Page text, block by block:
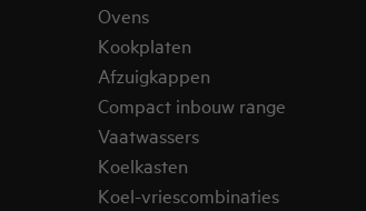
Ovens
Kookplaten
Afzuigkappen
Compact inbouw range
Vaatwassers
Koelkasten
Koel-vriescombinaties